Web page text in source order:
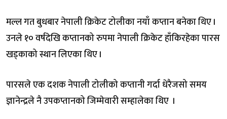
मल्ल गत बुधबार नेपाली क्रिकेट टोलीका नयाँ कप्तान बनेका थिए ।
उनले १० वर्षदेखि कप्तानको रुपमा नेपाली क्रिकेट हाँकिरहेका पारस
खड्काको स्थान लिएका थिए ।
पारसले एक दशक नेपाली टोलीको कप्तानी गर्दा धेरैजसो समय
ज्ञानेन्द्रले नै उपकप्तानको जिम्मेवारी सम्हालेका थिए ।